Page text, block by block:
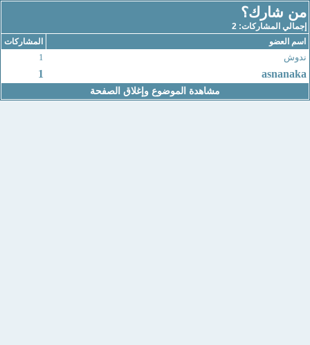
من شارك؟
إجمالي المشاركات: 2
اسم العضو
المشاركات
ندوش 1
asnanaka
1
مشاهدة الموضوع وإغلاق الصفحة